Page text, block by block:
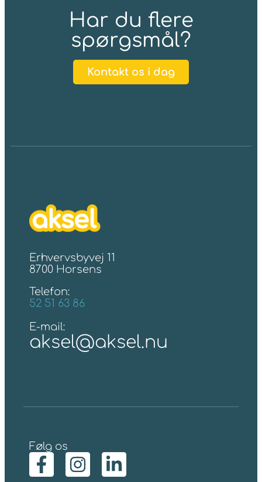
Har du flere
spørgsmål?
Kontakt os i dag
Erhvervsbyvej 11
8700 Horsens
Telefon:
52 51 63 86
E-mail:
aksel@aksel.nu
Følg os